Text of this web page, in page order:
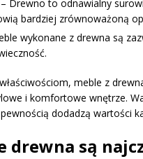
– Drewno to odnawialny
bardziej zrównoważoną
wykonane z drewna są
meble z
i komfortowe wnętrze.
dodadzą wartości
drewna są